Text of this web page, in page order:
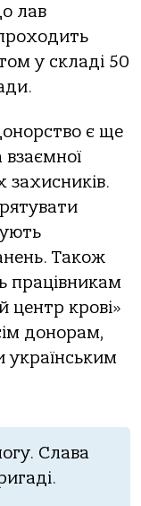
лав
у складі 50
є ще
захисників.
Також
працівникам
центр крові»
донорам,
українським
Слава